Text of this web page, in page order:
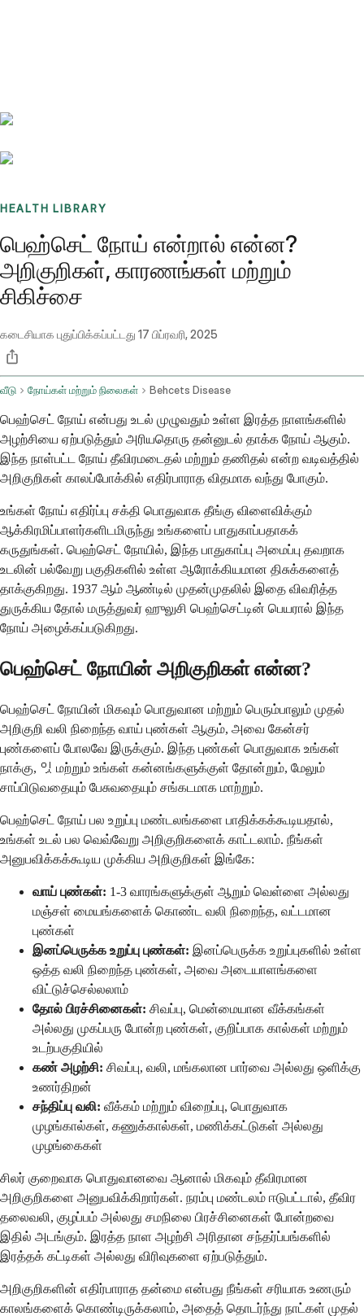
HEALTH LIBRARY
பெஹ்செட் நோய் என்றால் என்ன?
அறிகுறிகள், காரணங்கள் மற்றும்
சிகிச்சை
கடைசியாக புதுப்பிக்கப்பட்டது 17 பிப்ரவரி, 2025
வீடு நோய்கள் மற்றும் நிலைகள் Behcets Disease
பெஹ்செட் நோய் என்பது உடல் முழுவதும் உள்ள இரத்த நாளங்களில்
அழற்சியை ஏற்படுத்தும் அரியதொரு தன்னுடல் தாக்க நோய் ஆகும்.
இந்த நாள்பட்ட நோய் தீவிரமடைதல் மற்றும் தணிதல் என்ற வடிவத்தில்
அறிகுறிகள் காலப்போக்கில் எதிர்பாராத விதமாக வந்து போகும்.
உங்கள் நோய் எதிர்ப்பு சக்தி பொதுவாக தீங்கு விளைவிக்கும்
ஆக்கிரமிப்பாளர்களிடமிருந்து உங்களைப் பாதுகாப்பதாகக்
கருதுங்கள். பெஹ்செட் நோயில், இந்த பாதுகாப்பு அமைப்பு தவறாக
உடலின் பல்வேறு பகுதிகளில் உள்ள ஆரோக்கியமான திசுக்களைத்
தாக்குகிறது. 1937 ஆம் ஆண்டில் முதன்முதலில் இதை விவரித்த
துருக்கிய தோல் மருத்துவர் ஹுலுசி பெஹ்செட்டின் பெயரால் இந்த
நோய் அழைக்கப்படுகிறது.
பெஹ்செட் நோயின் அறிகுறிகள் என்ன?
பெஹ்செட் நோயின் மிகவும் பொதுவான மற்றும் பெரும்பாலும் முதல்
அறிகுறி வலி நிறைந்த வாய் புண்கள் ஆகும், அவை கேன்சர்
புண்களைப் போலவே இருக்கும். இந்த புண்கள் பொதுவாக உங்கள்
நாக்கு, 잇 மற்றும் உங்கள் கன்னங்களுக்குள் தோன்றும், மேலும்
சாப்பிடுவதையும் பேசுவதையும் சங்கடமாக மாற்றும்.
பெஹ்செட் நோய் பல உறுப்பு மண்டலங்களை பாதிக்கக்கூடியதால்,
உங்கள் உடல் பல வெவ்வேறு அறிகுறிகளைக் காட்டலாம். நீங்கள்
அனுபவிக்கக்கூடிய முக்கிய அறிகுறிகள் இங்கே:
வாய் புண்கள்: 1-3 வாரங்களுக்குள் ஆறும் வெள்ளை அல்லது
மஞ்சள் மையங்களைக் கொண்ட வலி நிறைந்த, வட்டமான
புண்கள்
இனப்பெருக்க உறுப்பு புண்கள்: இனப்பெருக்க உறுப்புகளில் உள்ள
ஒத்த வலி நிறைந்த புண்கள், அவை அடையாளங்களை
விட்டுச்செல்லலாம்
தோல் பிரச்சினைகள்: சிவப்பு, மென்மையான வீக்கங்கள்
அல்லது முகப்பரு போன்ற புண்கள், குறிப்பாக கால்கள் மற்றும்
உடற்பகுதியில்
கண் அழற்சி: சிவப்பு, வலி, மங்கலான பார்வை அல்லது ஒளிக்கு
உணர்திறன்
சந்திப்பு வலி: வீக்கம் மற்றும் விறைப்பு, பொதுவாக
முழங்கால்கள், கணுக்கால்கள், மணிக்கட்டுகள் அல்லது
முழங்கைகள்
சிலர் குறைவாக பொதுவானவை ஆனால் மிகவும் தீவிரமான
அறிகுறிகளை அனுபவிக்கிறார்கள். நரம்பு மண்டலம் ஈடுபட்டால், தீவிர
தலைவலி, குழப்பம் அல்லது சமநிலை பிரச்சினைகள் போன்றவை
இதில் அடங்கும். இரத்த நாள அழற்சி அரிதான சந்தர்ப்பங்களில்
இரத்தக் கட்டிகள் அல்லது விரிவுகளை ஏற்படுத்தும்.
அறிகுறிகளின் எதிர்பாராத தன்மை என்பது நீங்கள் சரியாக உணரும்
காலங்களைக் கொண்டிருக்கலாம், அதைத் தொடர்ந்து நாட்கள் முதல்